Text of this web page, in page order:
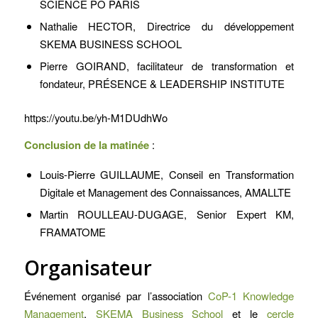
SCIENCE PO PARIS
Nathalie HECTOR, Directrice du développement
SKEMA BUSINESS SCHOOL
Pierre GOIRAND, facilitateur de transformation et
fondateur, PRÉSENCE & LEADERSHIP INSTITUTE
https://youtu.be/yh-M1DUdhWo
Conclusion de la matinée:
Louis-Pierre GUILLAUME, Conseil en Transformation
Digitale et Management des Connaissances, AMALLTE
Martin ROULLEAU-DUGAGE, Senior Expert KM,
FRAMATOME
Organisateur
Événement organisé par l’associationCoP-1 Knowledge
Management, SKEMA Business School et lecercle